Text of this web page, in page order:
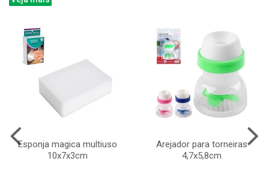
Esponja magica multiuso
10x7x3cm
Arejador para torneiras
4,7x5,8cm